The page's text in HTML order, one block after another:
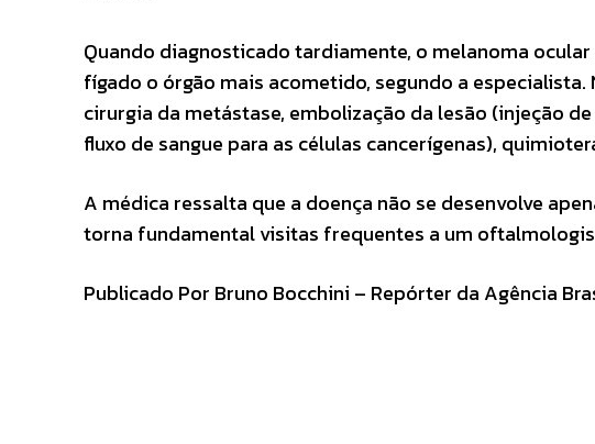
Quando diagnosticado tardiamente, o melanoma
fígado o órgão mais acometido, segundo a
cirurgia da metástase, embolização da lesão (injeção
fluxo de sangue para as células cancerígenas),
A médica ressalta que a doença não se desenvolve
torna fundamental visitas frequentes a um
Publicado Por Bruno Bocchini – Repórter da Agência